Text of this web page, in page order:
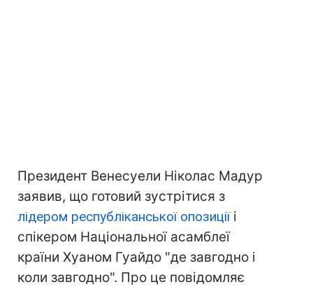
Президент Венесуели Ніколас Мадур
заявив, що готовий зустрітися з
лідером республіканської опозиціїі
спікером Національної асамблеї
країни Хуаном Гуайдо "де завгодно і
коли завгодно". Про це повідомляє